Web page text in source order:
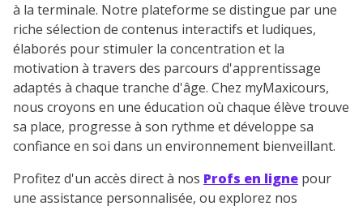
à la terminale. Notre plateforme se distingue par une
riche sélection de contenus interactifs et ludiques,
élaborés pour stimuler la concentration et la
motivation à travers des parcours d'apprentissage
adaptés à chaque tranche d'âge. Chez myMaxicours,
nous croyons en une éducation où chaque élève trouve
sa place, progresse à son rythme et développe sa
confiance en soi dans un environnement bienveillant.
Profitez d'un accès direct à nos Profs en ligne pour
une assistance personnalisée, ou explorez nos